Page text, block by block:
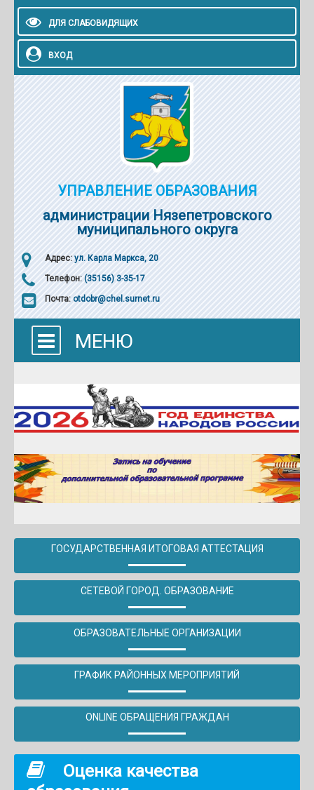
ДЛЯ СЛАБОВИДЯЩИХ
ВХОД
УПРАВЛЕНИЕ ОБРАЗОВАНИЯ
администрации Нязепетровского
муниципального округа
Адрес: ул. Карла Маркса, 20
Телефон: (35156) 3-35-17
Почта: otdobr@chel.surnet.ru
МЕНЮ
ГОСУДАРСТВЕННАЯ ИТОГОВАЯ АТТЕСТАЦИЯ
СЕТЕВОЙ ГОРОД. ОБРАЗОВАНИЕ
ОБРАЗОВАТЕЛЬНЫЕ ОРГАНИЗАЦИИ
ГРАФИК РАЙОННЫХ МЕРОПРИЯТИЙ
ONLINE ОБРАЩЕНИЯ ГРАЖДАН
Оценка качества